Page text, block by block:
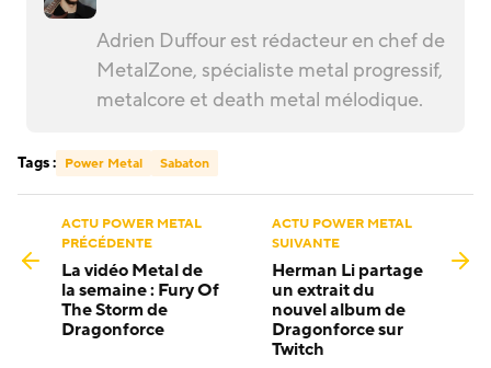
Adrien Duffour est rédacteur en chef de
MetalZone, spécialiste metal progressif,
metalcore et death metal mélodique.
Tags : Power Metal Sabaton
ACTU POWER METAL
PRÉCÉDENTE
La vidéo Metal de
la semaine : Fury Of
The Storm de
Dragonforce
ACTU POWER METAL
SUIVANTE
Herman Li partage
un extrait du
nouvel album de
Dragonforce sur
Twitch